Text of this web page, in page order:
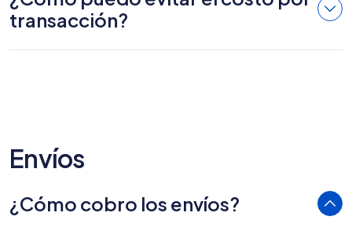
transacción?
Envíos
¿Cómo cobro los envíos?